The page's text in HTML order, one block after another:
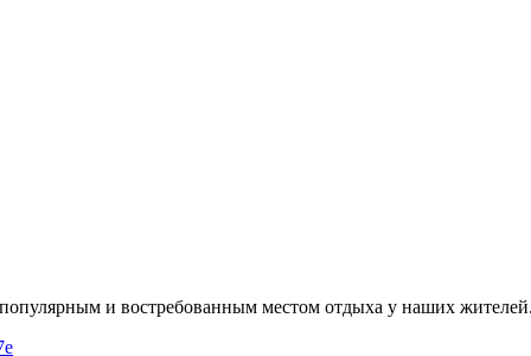
и востребованным местом отдыха у наших